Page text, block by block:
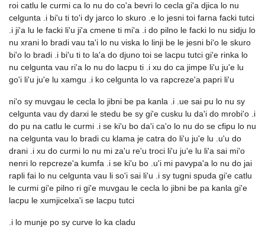
roi catlu le curmi ca lo nu do co'a bevri lo cecla gi'a djica lo nu
celgunta .i bi'u ti to'i dy jarco lo skuro .e lo jesni toi farna facki tutci
.i ji'a lu le facki li'u ji'a cmene ti mi'a .i do pilno le facki lo nu sidju lo
nu xrani lo bradi vau ta'i lo nu viska lo linji be le jesni bi'o le skuro
bi'o lo bradi .i bi'u ti to la'a do djuno toi se lacpu tutci gi'e rinka lo
nu celgunta vau ri'a lo nu do lacpu ti .i xu do ca jimpe li'u ju'e lu
go'i li'u ju'e lu xamgu .i ko celgunta lo va rapcreze'a papri li'u
ni'o sy muvgau le cecla lo jibni be pa kanla .i .ue sai pu lo nu sy
celgunta vau dy darxi le stedu be sy gi'e cusku lu da'i do mrobi'o .i
do pu na catlu le curmi .i se ki'u bo da'i ca'o lo nu do se cfipu lo nu
na celgunta vau lo bradi cu klama je catra do li'u ju'e lu .u'u do
drani .i xu do curmi lo nu mi za'u re'u troci li'u ju'e lu li'a sai mi'o
nenri lo repcreze'a kumfa .i se ki'u bo .u'i mi pavypa'a lo nu do jai
rapli fai lo nu celgunta vau li so'i sai li'u .i sy tugni spuda gi'e catlu
le curmi gi'e pilno ri gi'e muvgau le cecla lo jibni be pa kanla gi'e
lacpu le xumjicelxa'i se lacpu tutci
.i lo munje po sy curve lo ka cladu